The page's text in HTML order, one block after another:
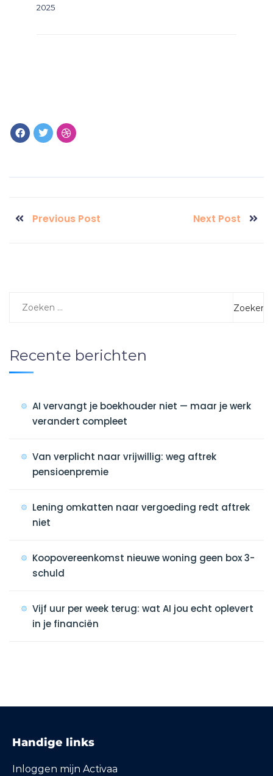
2025
Previous Post Next Post
Recente berichten
AI vervangt je boekhouder niet — maar je werk
verandert compleet
Van verplicht naar vrijwillig: weg aftrek
pensioenpremie
Lening omkatten naar vergoeding redt aftrek
niet
Koopovereenkomst nieuwe woning geen box 3-
schuld
Vijf uur per week terug: wat AI jou echt oplevert
in je financiën
Handige links
Inloggen mijn Activaa